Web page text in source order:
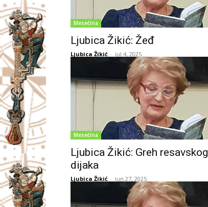
Mesečina
Ljubica Žikić: Žeđ
Ljubica Žikić - jul 4, 2025
Mesečina
Ljubica Žikić: Greh resavskog
dijaka
Ljubica Žikić - jun 27, 2025